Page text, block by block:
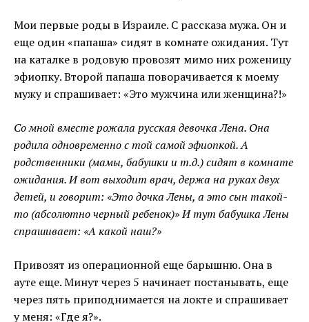
Мои первые роды в Израиле. С рассказа мужа. Он и
еще один «папаша» сидят в комнате ожидания. Тут
на каталке в родовую провозят мимо них роженицу
эфиопку. Второй папаша поворачивается к моему
мужу и спрашивает: «Это мужчина или женщина?!»
Со мной вместе рожала русская девочка Лена. Она
родила одновременно с той самой эфиопкой. А
родственники (мамы, бабушки и т.д.) сидят в комнате
ожидания. И вот выходит врач, держа на руках двух
детей, и говорит: «Это дочка Лены, а это сын такой-
то (абсолютно черный ребенок)» И тут бабушка Лены
спрашивает: «А какой наш?»
Привозят из операционной еще барышню. Она в
ауте еще. Минут через 5 начинает постанывать, еще
через пять приподнимается на локте и спрашивает
у меня: «Где я?».